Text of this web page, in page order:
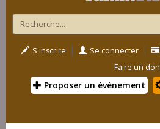
S'inscrire | Se connecter |
Faire un don
Proposer un évènement